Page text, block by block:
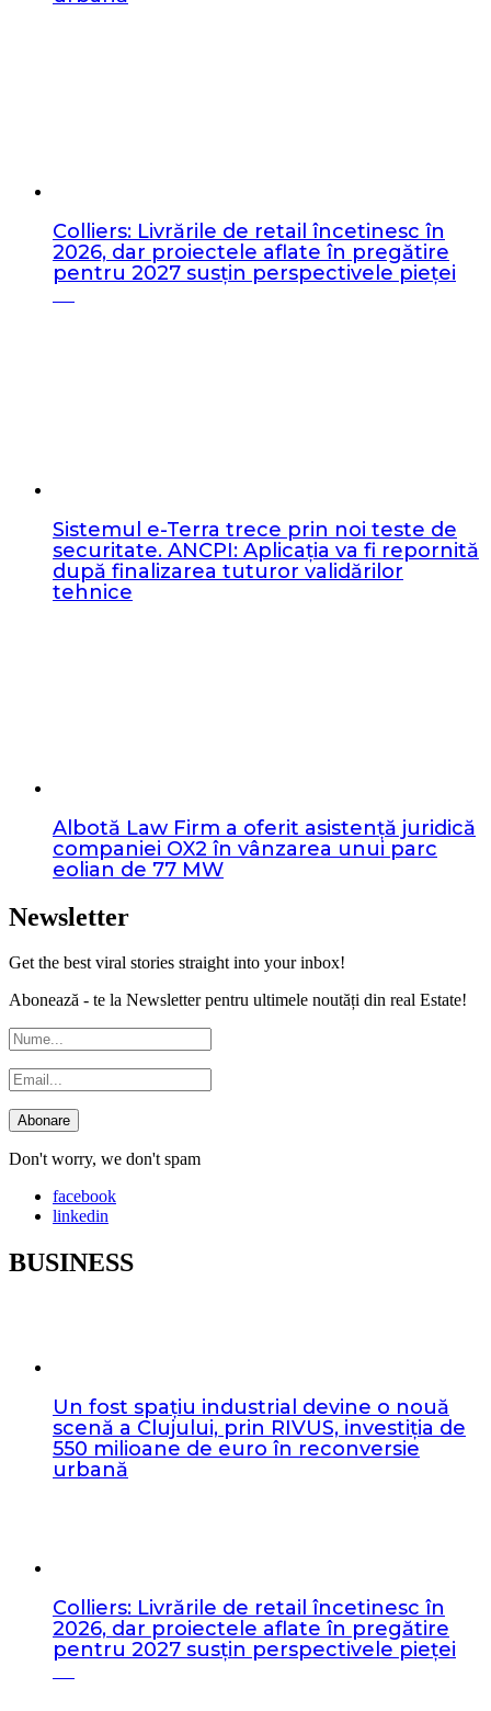
Colliers: Livrările de retail încetinesc în
2026, dar proiectele aflate în pregătire
pentru 2027 susțin perspectivele pieței
Sistemul e-Terra trece prin noi teste de
securitate. ANCPI: Aplicația va fi repornită
după finalizarea tuturor validărilor
tehnice
Albotă Law Firm a oferit asistență juridică
companiei OX2 în vânzarea unui parc
eolian de 77 MW
Newsletter
Get the best viral stories straight into your inbox!
Abonează - te la Newsletter pentru ultimele noutăți din real Estate!
Don't worry, we don't spam
facebook
linkedin
BUSINESS
Un fost spațiu industrial devine o nouă
scenă a Clujului, prin RIVUS, investiția de
550 milioane de euro în reconversie
urbană
Colliers: Livrările de retail încetinesc în
2026, dar proiectele aflate în pregătire
pentru 2027 susțin perspectivele pieței